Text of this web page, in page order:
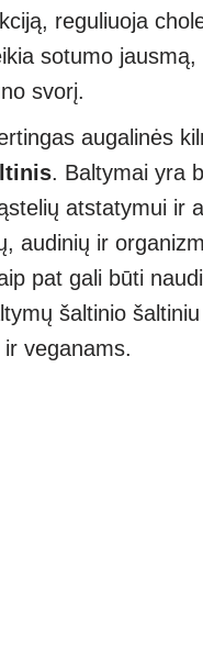
reguliuoja
sotumo jausmą,
svorį.
augalinės
. Baltymai yra
atstatymui ir
audinių ir
pat gali būti
šaltinio šaltiniu
veganams.